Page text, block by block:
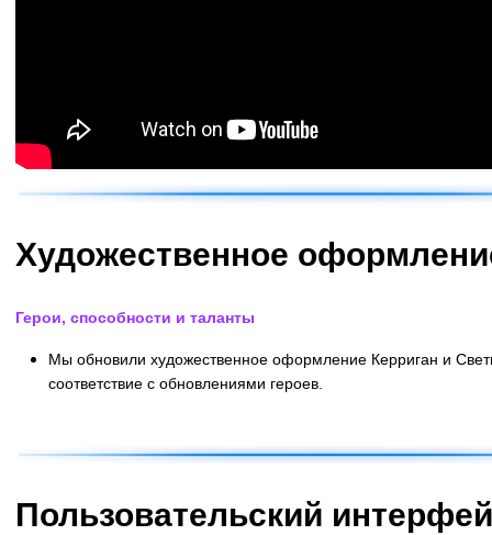
Художественное
Герои, способности и таланты
Мы обновили художественное оформление Керриган и
соответствие с обновлениями героев.
Пользовательский